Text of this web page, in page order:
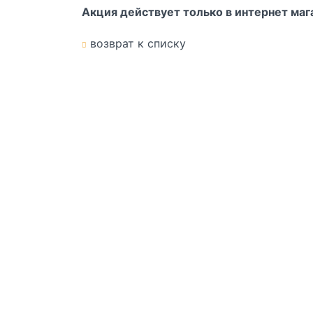
Акция действует только в интернет
возврат к списку